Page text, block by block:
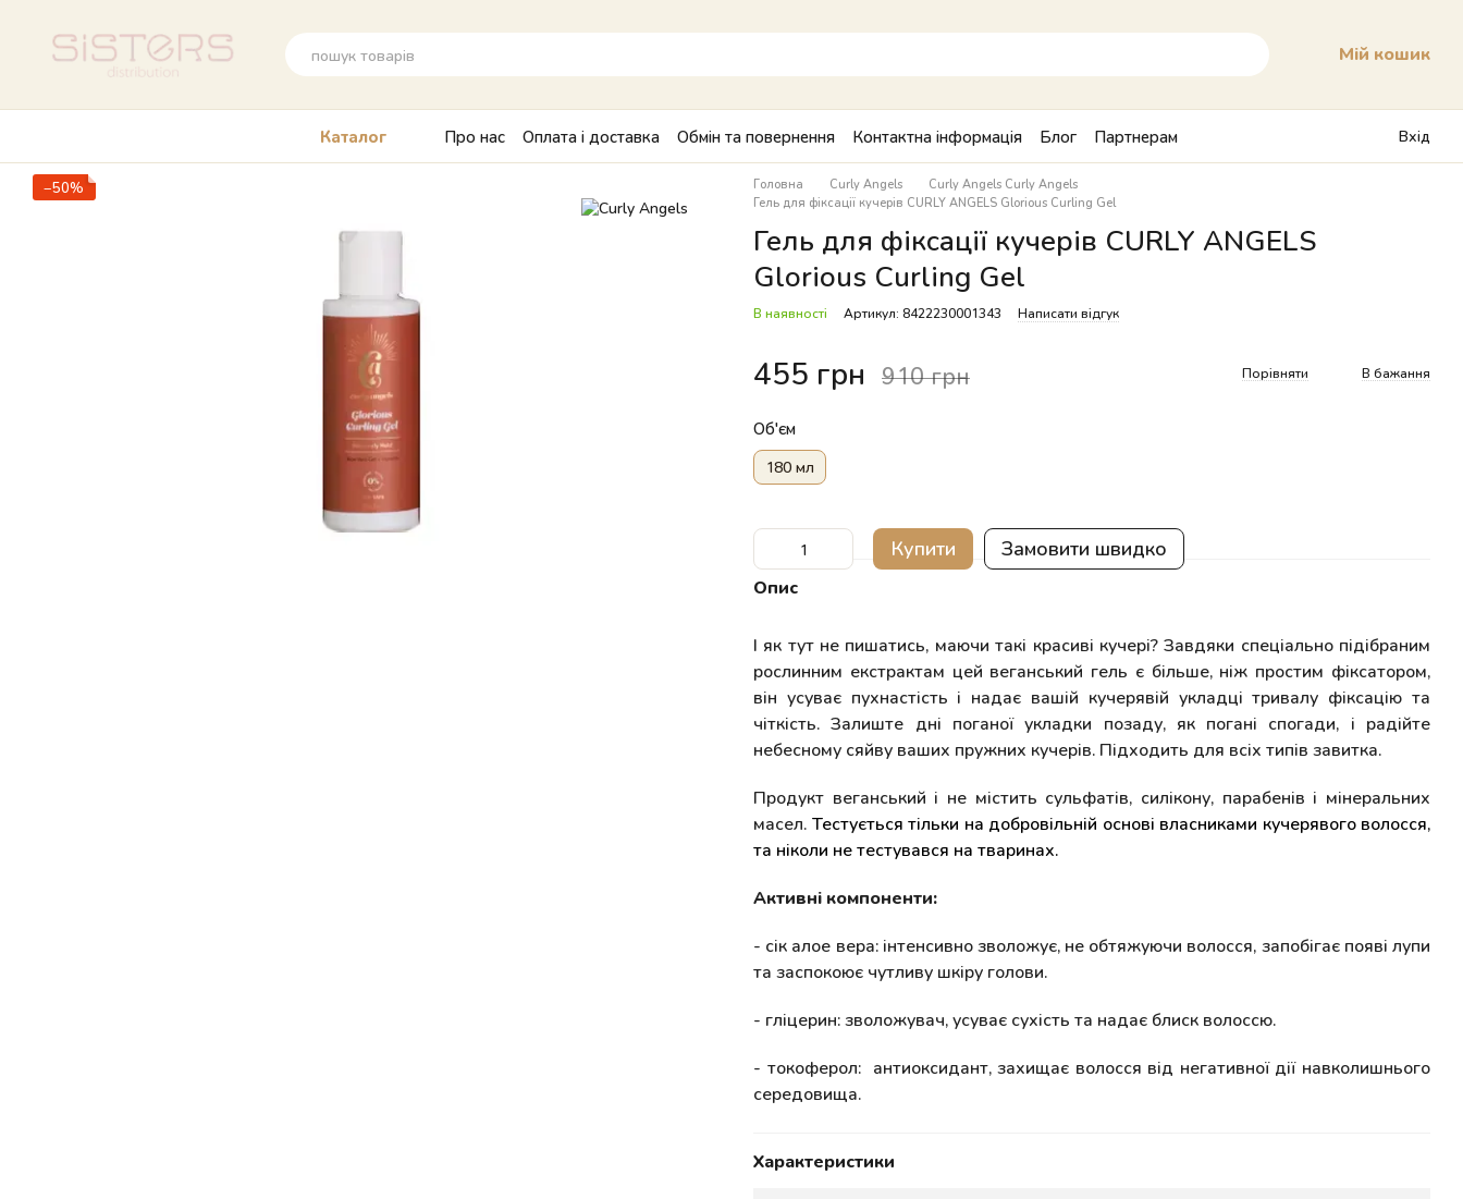
Мій кошик
Каталог Про нас Оплата і доставка Обмін та повернення Контактна інформація Блог Партнерам Вхід
−50% Головна Curly Angels
Curly Angels Curly Angels
Гель для фіксації кучерів CURLY ANGELS Glorious Curling Gel
Гель для фіксації кучерів CURLY ANGELS
Glorious Curling Gel
В наявності Артикул: 8422230001343 Написати відгук
455 грн 910 грн Порівняти В бажання
Об'єм
180 мл
Купити Замовити швидко
Опис
І як тут не пишатись, маючи такі красиві кучері? Завдяки спеціально підібраним
рослинним екстрактам цей веганський гель є більше, ніж простим фіксатором,
він усуває пухнастість і надає вашій кучерявій укладці тривалу фіксацію та
чіткість. Залиште дні поганої укладки позаду, як погані спогади, і радійте
небесному сяйву ваших пружних кучерів. Підходить для всіх типів завитка.
Продукт веганський і не містить сульфатів, силікону, парабенів і мінеральних
масел. Тестується тільки на добровільній основі власниками кучерявого волосся,
та ніколи не тестувався на тваринах.
Активні компоненти:
- сік алое вера: інтенсивно зволожує, не обтяжуючи волосся, запобігає появі лупи
та заспокоює чутливу шкіру голови.
- гліцерин: зволожувач, усуває сухість та надає блиск волоссю.
- токоферол: антиоксидант, захищає волосся від негативної дії навколишнього
середовища.
Характеристики